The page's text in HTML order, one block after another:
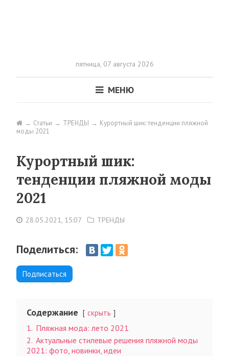
пятница,07 августа 2026
МЕНЮ
Статьи ТРЕНДЫ
Курортный шик: тенденции пляжной
моды 2021
Курортный шик:
тенденции пляжной моды
2021
28.05.2021, 15:07 ТРЕНДЫ
Поделиться:
Подписаться
Содержание скрыть
1. Пляжная мода: лето 2021
2. Актуальные стилевые решения пляжной моды
2021: фото, новинки, идеи